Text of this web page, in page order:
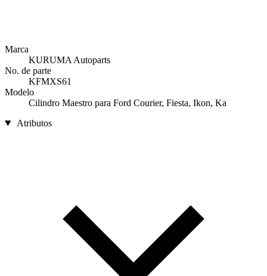
Marca
KURUMA Autoparts
No. de parte
KFMXS61
Modelo
Cilindro Maestro para Ford Courier, Fiesta, Ikon, Ka
Atributos